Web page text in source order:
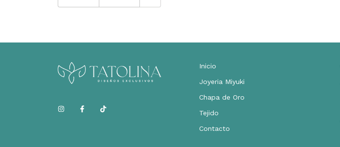
Inicio
Joyeria Miyuki
Chapa de Oro
Tejido
Contacto